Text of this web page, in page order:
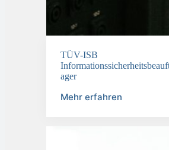
TÜV-ISB
Informationssicherheitsbeauftr